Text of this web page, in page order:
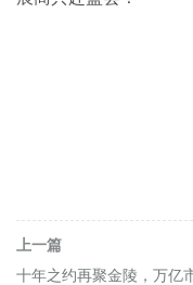
上一篇
十年之约再聚金陵，万